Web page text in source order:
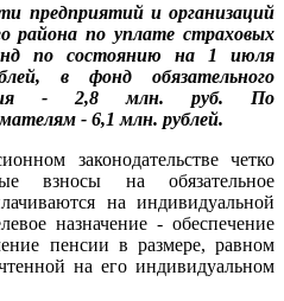
предприятий и организаций
района по уплате страховых
по состоянию на 1 июля
в фонд обязательного
- 2,8 млн. руб. По
- 6,1 млн. рублей.
законодательстве четко
взносы на обязательное
на индивидуальной
назначение - обеспечение
пенсии в размере, равном
на его индивидуальном